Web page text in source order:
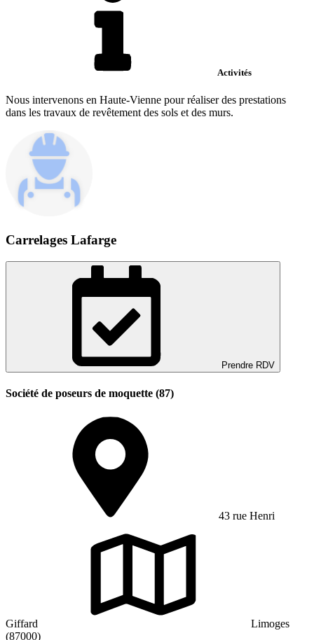
Activités
Nous intervenons en Haute-Vienne pour réaliser des prestations
dans les travaux de revêtement des sols et des murs.
Carrelages Lafarge
Prendre RDV
Société de poseurs de moquette (87)
43 rue Henri
Giffard
Limoges
(87000)